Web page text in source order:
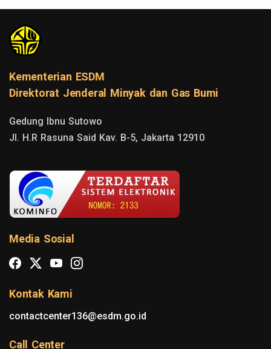
Kementerian ESDM
Direktorat Jenderal Minyak dan Gas Bumi
Gedung Ibnu Sutowo
Jl. H.R Rasuna Said Kav. B-5, Jakarta 12910
Media Sosial
Kontak Kami
contactcenter136@esdm.go.id
Call Center